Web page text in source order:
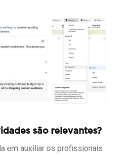
são relevantes?
em auxiliar os profissionais